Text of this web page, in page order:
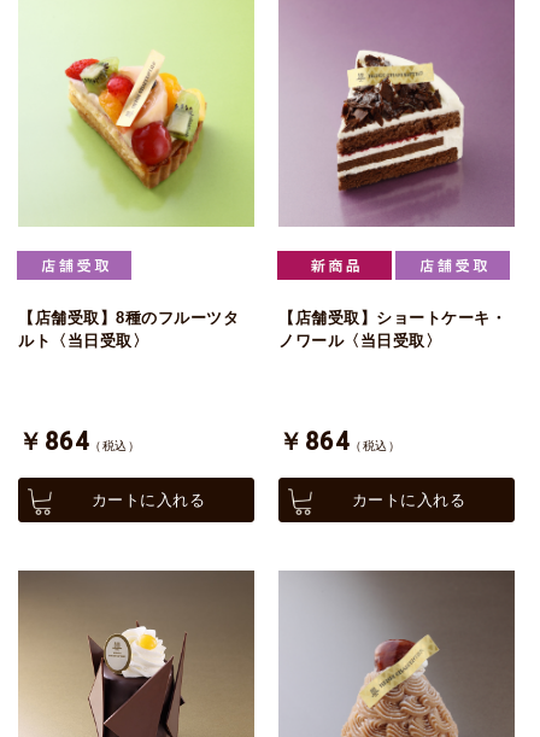
【店舗受取】8種のフルーツタ
ルト〈当日受取〉
￥864 （税込）
カートに入れる
【店舗受取】ショートケーキ・
ノワール〈当日受取〉
￥864 （税込）
カートに入れる